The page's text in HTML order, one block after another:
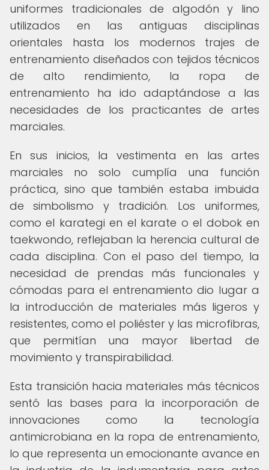
uniformes tradicionales de algodón y lino
utilizados en las antiguas disciplinas
orientales hasta los modernos trajes de
entrenamiento diseñados con tejidos técnicos
de alto rendimiento, la ropa de
entrenamiento ha ido adaptándose a las
necesidades de los practicantes de artes
marciales.
En sus inicios, la vestimenta en las artes
marciales no solo cumplía una función
práctica, sino que también estaba imbuida
de simbolismo y tradición. Los uniformes,
como el karategi en el karate o el dobok en
taekwondo, reflejaban la herencia cultural de
cada disciplina. Con el paso del tiempo, la
necesidad de prendas más funcionales y
cómodas para el entrenamiento dio lugar a
la introducción de materiales más ligeros y
resistentes, como el poliéster y las microfibras,
que permitían una mayor libertad de
movimiento y transpirabilidad.
Esta transición hacia materiales más técnicos
sentó las bases para la incorporación de
innovaciones como la tecnología
antimicrobiana en la ropa de entrenamiento,
lo que representa un emocionante avance en